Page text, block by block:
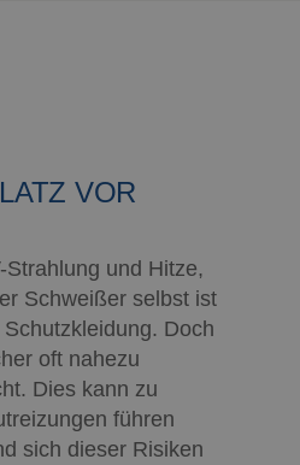
VOR
und Hitze,
Schweißer selbst ist
Doch
oft nahezu
Dies kann zu
führen
sich dieser Risiken